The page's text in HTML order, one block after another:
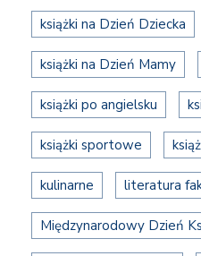
książki na Dzień Dziecka
książki na Dzień Mamy
książki po angielsku
książki sportowe
kulinarne literatura
Międzynarodowy Dzień